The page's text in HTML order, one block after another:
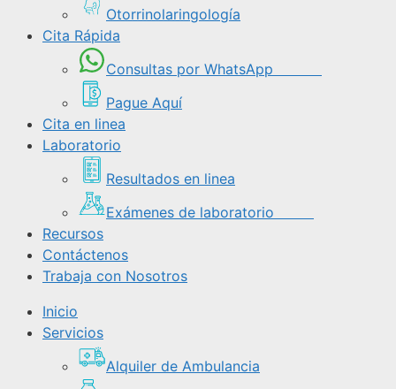
Otorrinolaringología
Cita Rápida
Consultas por WhatsApp
Pague Aquí
Cita en linea
Laboratorio
Resultados en linea
Exámenes de laboratorio
Recursos
Contáctenos
Trabaja con Nosotros
Inicio
Servicios
Alquiler de Ambulancia